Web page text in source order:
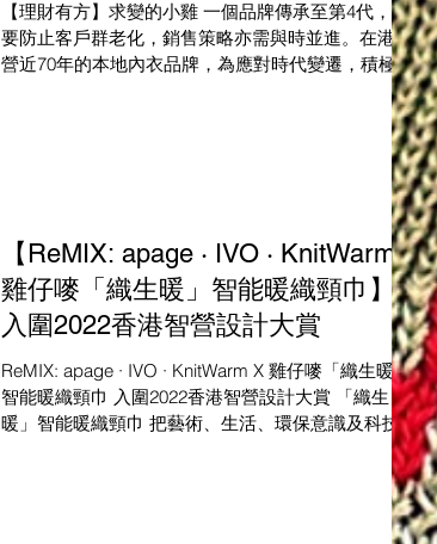
【理財有方】求變的小雞 一個品牌傳承至第4代，既
要防止客戶群老化，銷售策略亦需與時並進。在港經
營近70年的本地內衣品牌，為應對時代變遷，積極將
品牌年輕化，既與本地設計師合作，推出具科技及環
保元素的生活用品，亦花較多資源在教育及市場推廣
【ReMIX: apage · IVO · KnitWarm X
雞仔嘜「織生暖」智能暖織頸巾】
入圍2022香港智營設計大賞
ReMIX: apage · IVO · KnitWarm X 雞仔嘜「織生暖」
智能暖織頸巾 入圍2022香港智營設計大賞 「織生
暖」智能暖織頸巾 把藝術、生活、環保意識及科技結
合成『可穿戴藝術』。頸部的智能布料連接電源便升